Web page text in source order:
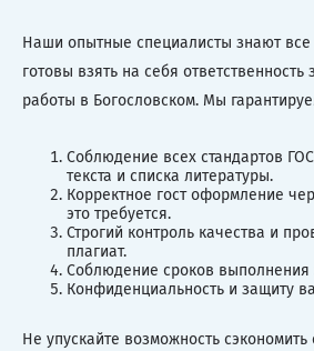
Наши опытные специалисты знают
готовы взять на себя
работы в Богословском. Мы
Соблюдение всех стандартов
текста и списка литературы.
Корректное гост оформление
это требуется.
Строгий контроль качества и
плагиат.
Соблюдение сроков выполнения
Конфиденциальность и защиту
Не упускайте возможность